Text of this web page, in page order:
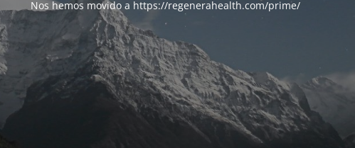
Nos hemos movido a https://regenerahealth.com/prime/